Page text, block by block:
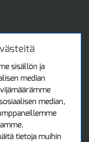
sisällön ja
median
median,
tietoja muihin